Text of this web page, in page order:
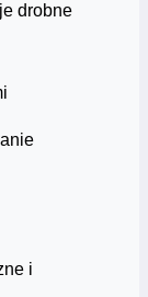
drobne
i